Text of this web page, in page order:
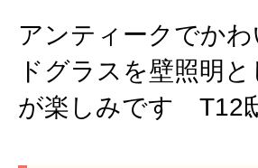
アンティークでか
ドグラスを壁照明
が楽しみです T12